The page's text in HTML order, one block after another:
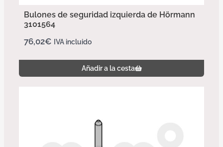
Bulones de seguridad izquierda de Hörmann
3101564
76,02€ IVA incluido
Añadir a la cesta